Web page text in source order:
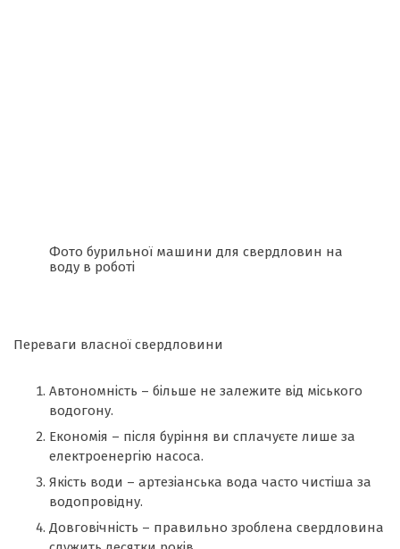
Фото бурильної машини для свердловин на
воду в роботі
Переваги власної свердловини
Автономність – більше не залежите від міського
водогону.
Економія – після буріння ви сплачуєте лише за
електроенергію насоса.
Якість води – артезіанська вода часто чистіша за
водопровідну.
Довговічність – правильно зроблена свердловина